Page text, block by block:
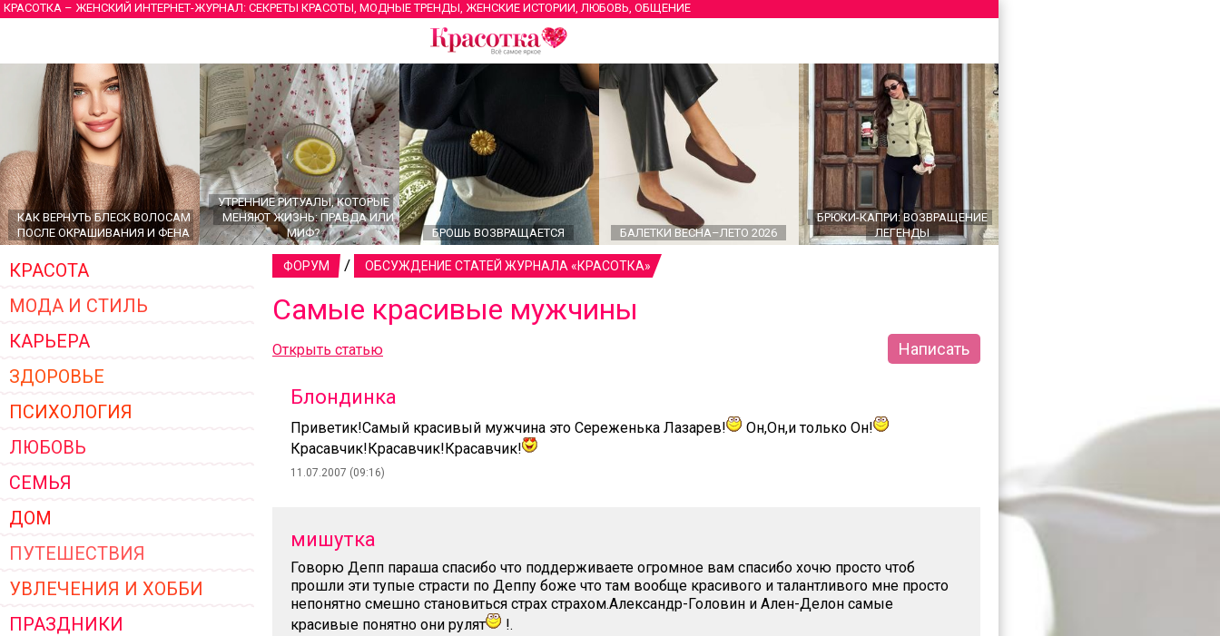
КРАСОТКА – ЖЕНСКИЙ ИНТЕРНЕТ-ЖУРНАЛ: СЕКРЕТЫ КРАСОТЫ, МОДНЫЕ ТРЕНДЫ, ЖЕНСКИЕ ИСТОРИИ, ЛЮБОВЬ, ОБЩЕНИЕ
КАК ВЕРНУТЬ БЛЕСК ВОЛОСАМ
ПОСЛЕ ОКРАШИВАНИЯ И ФЕНА
УТРЕННИЕ РИТУАЛЫ, КОТОРЫЕ
МЕНЯЮТ ЖИЗНЬ: ПРАВДА ИЛИ
МИФ?
БРОШЬ ВОЗВРАЩАЕТСЯ БАЛЕТКИ ВЕСНА–ЛЕТО 2026
БРЮКИ-КАПРИ: ВОЗВРАЩЕНИЕ
ЛЕГЕНДЫ
ГЛАВНЫЕ ТРЕНДЫ ВЕРХНЕЙ
ЖЕНСКОЙ ОДЕЖДЫ 2026
КРАСОТА
МОДА И СТИЛЬ
КАРЬЕРА
ЗДОРОВЬЕ
ПСИХОЛОГИЯ
ЛЮБОВЬ
СЕМЬЯ
ДОМ
ПУТЕШЕСТВИЯ
УВЛЕЧЕНИЯ И ХОББИ
ПРАЗДНИКИ
ФОРУМ / ОБСУЖДЕНИЕ СТАТЕЙ ЖУРНАЛА «КРАСОТКА»
Самые красивые мужчины
Открыть статью Написать
Блондинка
Приветик!Самый красивый мужчина это Сереженька Лазарев!
Он,Он,и только Он!
Красавчик!Красавчик!Красавчик!
11.07.2007 (09:16)
мишутка
Говорю Депп параша спасибо что поддерживаете огромное вам спасибо хочю просто чтоб
прошли эти тупые страсти по Деппу боже что там вообще красивого и талантливого мне просто
непонятно смешно становиться страх страхом.Александр-Головин и Ален-Делон самые
красивые понятно они рулят
!.